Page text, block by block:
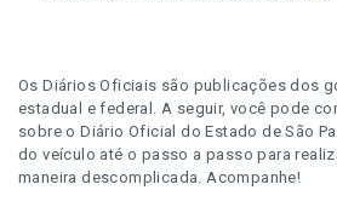
Os Diários Oficiais são publicações dos
estadual e federal. A seguir, você pode
sobre o Diário Oficial do Estado de São
do veículo até o passo a passo para
maneira descomplicada. Acompanhe!